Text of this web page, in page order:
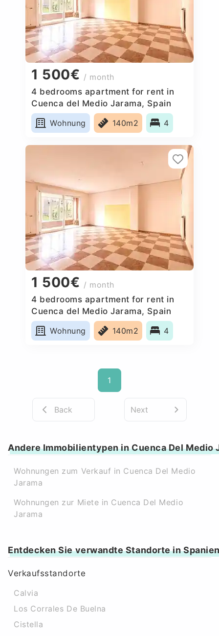
1 500€ / month
4 bedrooms apartment for rent in
Cuenca del Medio Jarama, Spain
Wohnung
140m2 4
1 500€ / month
4 bedrooms apartment for rent in
Cuenca del Medio Jarama, Spain
Wohnung
140m2 4
1
Back Next
Andere Immobilientypen in Cuenca Del Medio
Wohnungen zum Verkauf in Cuenca Del Medio
Jarama
Wohnungen zur Miete in Cuenca Del Medio
Jarama
Entdecken Sie verwandte Standorte in
Verkaufsstandorte
Calvia
Los Corrales De Buelna
Cistella